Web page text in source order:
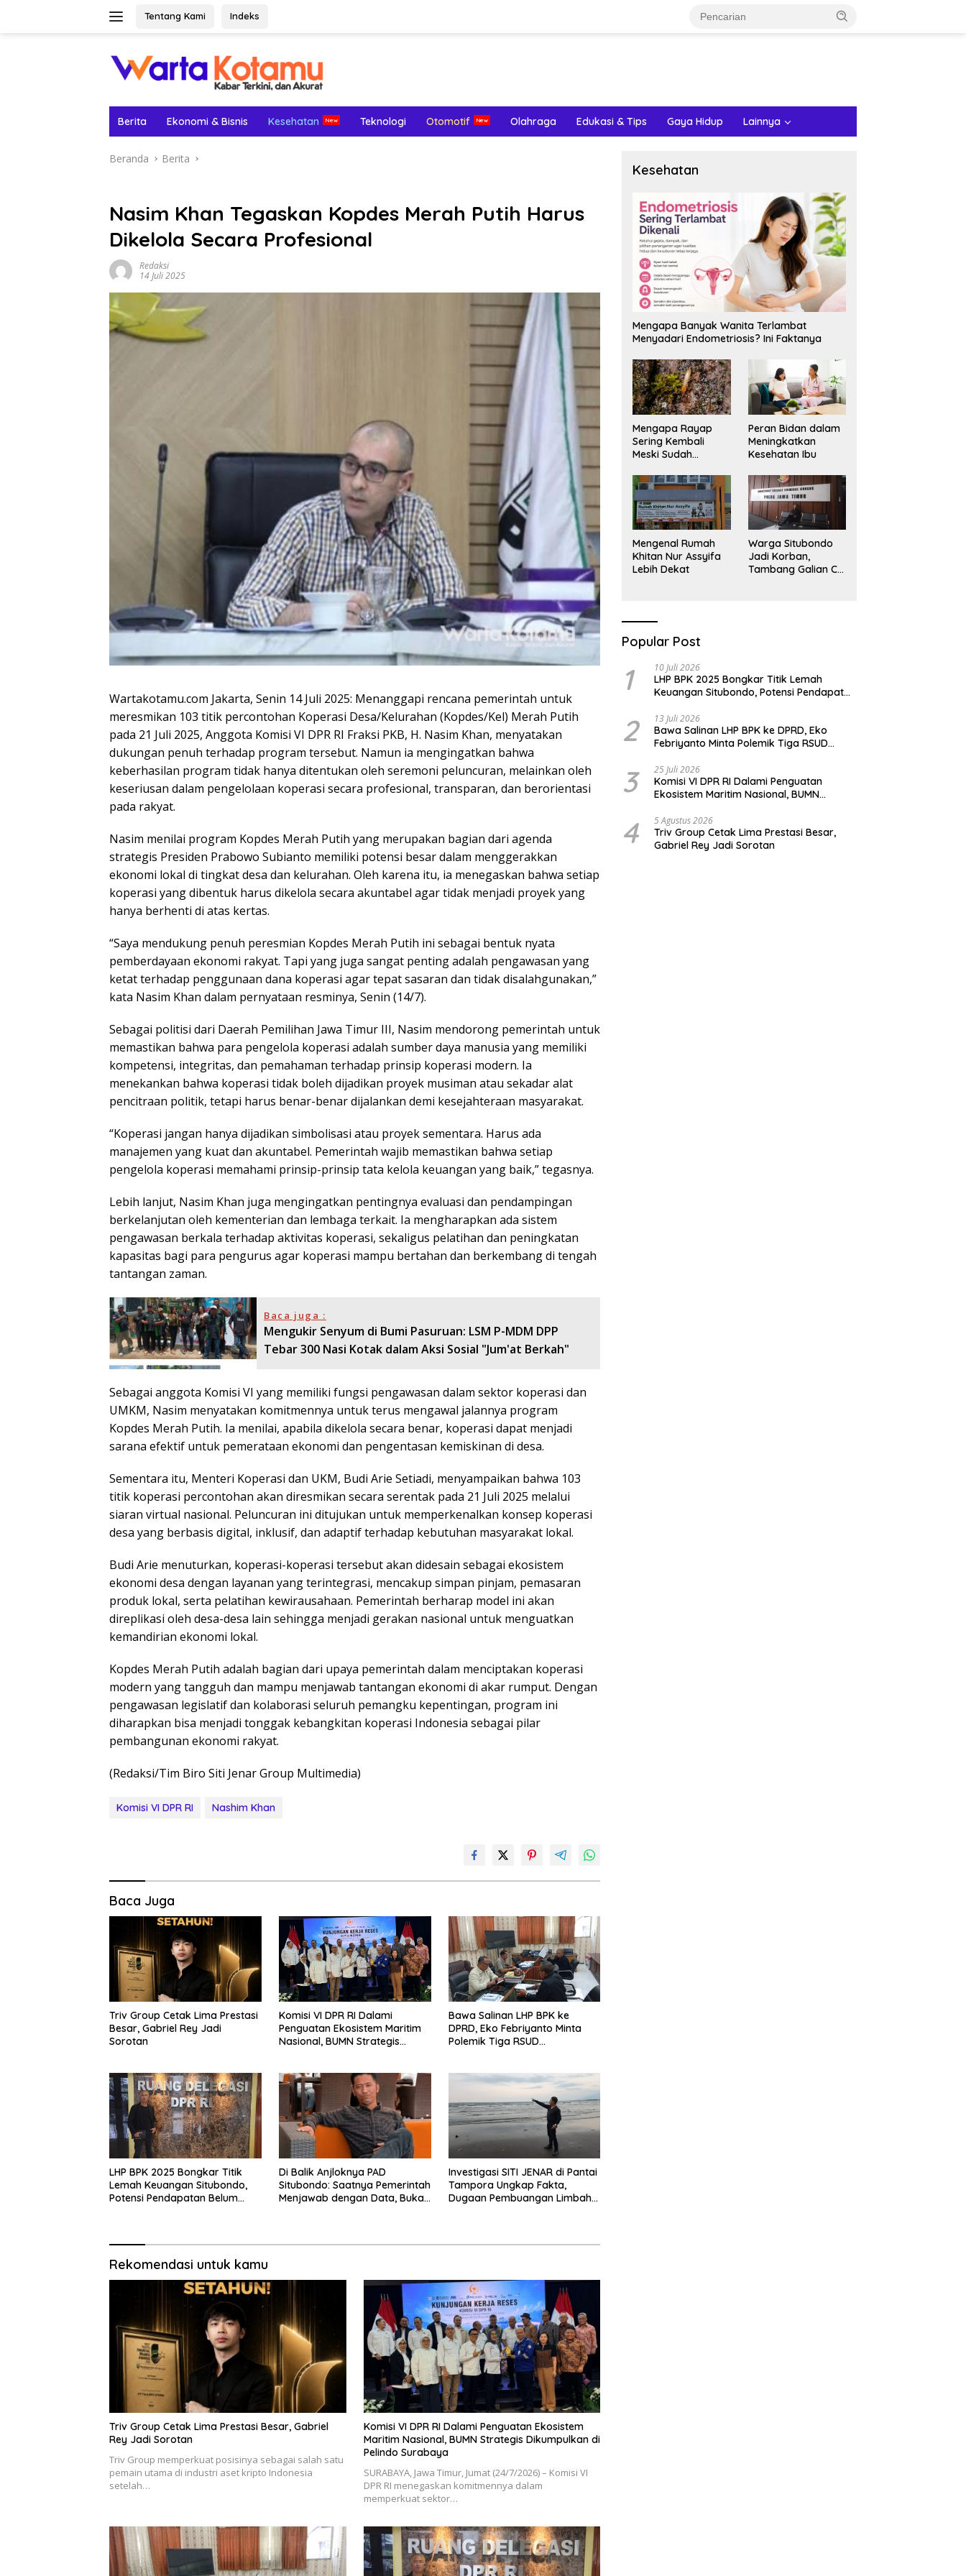
Tentang Kami Indeks
Berita Ekonomi & Bisnis Kesehatan Teknologi Otomotif Olahraga Edukasi & Tips Gaya Hidup Lainnya
Beranda Berita
Nasim Khan Tegaskan Kopdes Merah Putih Harus
Dikelola Secara Profesional
Redaksi
14 Juli 2025
Wartakotamu.com Jakarta, Senin 14 Juli 2025: Menanggapi rencana pemerintah untuk
meresmikan 103 titik percontohan Koperasi Desa/Kelurahan (Kopdes/Kel) Merah Putih
pada 21 Juli 2025, Anggota Komisi VI DPR RI Fraksi PKB, H. Nasim Khan, menyatakan
dukungan penuh terhadap program tersebut. Namun ia mengingatkan bahwa
keberhasilan program tidak hanya ditentukan oleh seremoni peluncuran, melainkan oleh
keseriusan dalam pengelolaan koperasi secara profesional, transparan, dan berorientasi
pada rakyat.
Nasim menilai program Kopdes Merah Putih yang merupakan bagian dari agenda
strategis Presiden Prabowo Subianto memiliki potensi besar dalam menggerakkan
ekonomi lokal di tingkat desa dan kelurahan. Oleh karena itu, ia menegaskan bahwa setiap
koperasi yang dibentuk harus dikelola secara akuntabel agar tidak menjadi proyek yang
hanya berhenti di atas kertas.
“Saya mendukung penuh peresmian Kopdes Merah Putih ini sebagai bentuk nyata
pemberdayaan ekonomi rakyat. Tapi yang juga sangat penting adalah pengawasan yang
ketat terhadap penggunaan dana koperasi agar tepat sasaran dan tidak disalahgunakan,”
kata Nasim Khan dalam pernyataan resminya, Senin (14/7).
Sebagai politisi dari Daerah Pemilihan Jawa Timur III, Nasim mendorong pemerintah untuk
memastikan bahwa para pengelola koperasi adalah sumber daya manusia yang memiliki
kompetensi, integritas, dan pemahaman terhadap prinsip koperasi modern. Ia
menekankan bahwa koperasi tidak boleh dijadikan proyek musiman atau sekadar alat
pencitraan politik, tetapi harus benar-benar dijalankan demi kesejahteraan masyarakat.
“Koperasi jangan hanya dijadikan simbolisasi atau proyek sementara. Harus ada
manajemen yang kuat dan akuntabel. Pemerintah wajib memastikan bahwa setiap
pengelola koperasi memahami prinsip-prinsip tata kelola keuangan yang baik,” tegasnya.
Lebih lanjut, Nasim Khan juga mengingatkan pentingnya evaluasi dan pendampingan
berkelanjutan oleh kementerian dan lembaga terkait. Ia mengharapkan ada sistem
pengawasan berkala terhadap aktivitas koperasi, sekaligus pelatihan dan peningkatan
kapasitas bagi para pengurus agar koperasi mampu bertahan dan berkembang di tengah
tantangan zaman.
Baca juga :
Mengukir Senyum di Bumi Pasuruan: LSM P-MDM DPP
Tebar 300 Nasi Kotak dalam Aksi Sosial "Jum'at Berkah"
Sebagai anggota Komisi VI yang memiliki fungsi pengawasan dalam sektor koperasi dan
UMKM, Nasim menyatakan komitmennya untuk terus mengawal jalannya program
Kopdes Merah Putih. Ia menilai, apabila dikelola secara benar, koperasi dapat menjadi
sarana efektif untuk pemerataan ekonomi dan pengentasan kemiskinan di desa.
Sementara itu, Menteri Koperasi dan UKM, Budi Arie Setiadi, menyampaikan bahwa 103
titik koperasi percontohan akan diresmikan secara serentak pada 21 Juli 2025 melalui
siaran virtual nasional. Peluncuran ini ditujukan untuk memperkenalkan konsep koperasi
desa yang berbasis digital, inklusif, dan adaptif terhadap kebutuhan masyarakat lokal.
Budi Arie menuturkan, koperasi-koperasi tersebut akan didesain sebagai ekosistem
ekonomi desa dengan layanan yang terintegrasi, mencakup simpan pinjam, pemasaran
produk lokal, serta pelatihan kewirausahaan. Pemerintah berharap model ini akan
direplikasi oleh desa-desa lain sehingga menjadi gerakan nasional untuk menguatkan
kemandirian ekonomi lokal.
Kopdes Merah Putih adalah bagian dari upaya pemerintah dalam menciptakan koperasi
modern yang tangguh dan mampu menjawab tantangan ekonomi di akar rumput. Dengan
pengawasan legislatif dan kolaborasi seluruh pemangku kepentingan, program ini
diharapkan bisa menjadi tonggak kebangkitan koperasi Indonesia sebagai pilar
pembangunan ekonomi rakyat.
(Redaksi/Tim Biro Siti Jenar Group Multimedia)
Komisi VI DPR RI Nashim Khan
Baca Juga
Triv Group Cetak Lima Prestasi
Besar, Gabriel Rey Jadi
Sorotan
Komisi VI DPR RI Dalami
Penguatan Ekosistem Maritim
Nasional, BUMN Strategis
Bawa Salinan LHP BPK ke
DPRD, Eko Febriyanto Minta
Polemik Tiga RSUD
LHP BPK 2025 Bongkar Titik
Lemah Keuangan Situbondo,
Potensi Pendapatan Belum
Di Balik Anjloknya PAD
Situbondo: Saatnya Pemerintah
Menjawab dengan Data, Bukan
Investigasi SITI JENAR di Pantai
Tampora Ungkap Fakta,
Dugaan Pembuangan Limbah
Rekomendasi untuk kamu
Triv Group Cetak Lima Prestasi Besar, Gabriel
Rey Jadi Sorotan
Triv Group memperkuat posisinya sebagai salah satu
pemain utama di industri aset kripto Indonesia
setelah…
Komisi VI DPR RI Dalami Penguatan Ekosistem
Maritim Nasional, BUMN Strategis Dikumpulkan di
Pelindo Surabaya
SURABAYA, Jawa Timur, Jumat (24/7/2026) – Komisi VI
DPR RI menegaskan komitmennya dalam
memperkuat sektor…
Kesehatan
Mengapa Banyak Wanita Terlambat
Menyadari Endometriosis? Ini Faktanya
Mengapa Rayap
Sering Kembali
Meski Sudah
Peran Bidan dalam
Meningkatkan
Kesehatan Ibu
Mengenal Rumah
Khitan Nur Assyifa
Lebih Dekat
Warga Situbondo
Jadi Korban,
Tambang Galian C
Popular Post
1 10 Juli 2026
LHP BPK 2025 Bongkar Titik Lemah
Keuangan Situbondo, Potensi Pendapatan
2 13 Juli 2026
Bawa Salinan LHP BPK ke DPRD, Eko
Febriyanto Minta Polemik Tiga RSUD
Opini
3 25 Juli 2026
Komisi VI DPR RI Dalami Penguatan
Ekosistem Maritim Nasional, BUMN
Surabaya
4 5 Agustus 2026
Triv Group Cetak Lima Prestasi Besar,
Gabriel Rey Jadi Sorotan